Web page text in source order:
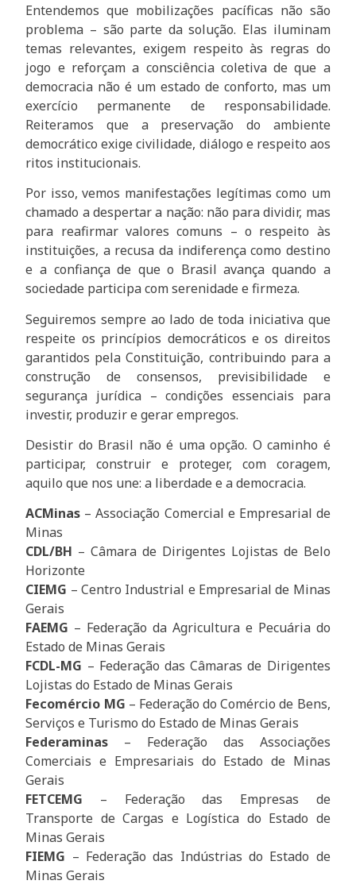
Entendemos que mobilizações pacíficas não são
problema – são parte da solução. Elas iluminam
temas relevantes, exigem respeito às regras do
jogo e reforçam a consciência coletiva de que a
democracia não é um estado de conforto, mas um
exercício permanente de responsabilidade.
Reiteramos que a preservação do ambiente
democrático exige civilidade, diálogo e respeito aos
ritos institucionais.
Por isso, vemos manifestações legítimas como um
chamado a despertar a nação: não para dividir, mas
para reafirmar valores comuns – o respeito às
instituições, a recusa da indiferença como destino
e a confiança de que o Brasil avança quando a
sociedade participa com serenidade e firmeza.
Seguiremos sempre ao lado de toda iniciativa que
respeite os princípios democráticos e os direitos
garantidos pela Constituição, contribuindo para a
construção de consensos, previsibilidade e
segurança jurídica – condições essenciais para
investir, produzir e gerar empregos.
Desistir do Brasil não é uma opção. O caminho é
participar, construir e proteger, com coragem,
aquilo que nos une: a liberdade e a democracia.
ACMinas – Associação Comercial e Empresarial de
Minas
CDL/BH – Câmara de Dirigentes Lojistas de Belo
Horizonte
CIEMG – Centro Industrial e Empresarial de Minas
Gerais
FAEMG – Federação da Agricultura e Pecuária do
Estado de Minas Gerais
FCDL-MG – Federação das Câmaras de Dirigentes
Lojistas do Estado de Minas Gerais
Fecomércio MG – Federação do Comércio de Bens,
Serviços e Turismo do Estado de Minas Gerais
Federaminas – Federação das Associações
Comerciais e Empresariais do Estado de Minas
Gerais
FETCEMG – Federação das Empresas de
Transporte de Cargas e Logística do Estado de
Minas Gerais
FIEMG – Federação das Indústrias do Estado de
Minas Gerais